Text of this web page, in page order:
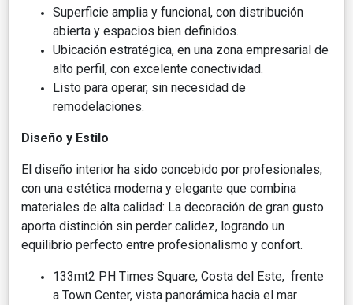
Superficie amplia y funcional, con distribución
abierta y espacios bien definidos.
Ubicación estratégica, en una zona empresarial de
alto perfil, con excelente conectividad.
Listo para operar, sin necesidad de
remodelaciones.
Diseño y Estilo
El diseño interior ha sido concebido por profesionales,
con una estética moderna y elegante que combina
materiales de alta calidad: La decoración de gran gusto
aporta distinción sin perder calidez, logrando un
equilibrio perfecto entre profesionalismo y confort.
133mt2 PH Times Square, Costa del Este, frente
a Town Center, vista panorámica hacia el mar